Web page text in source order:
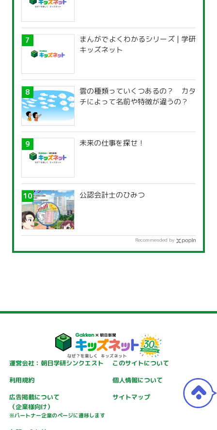
まんがでよくわかるシリーズ | 学研
キッズネット
雲の種類っていくつあるの？ カタ
チによって名前や特徴が違うの？
未来の仕事を探せ！
公認会計士のひみつ
Recommended by
運営会社：朝日学研シンクエスト
このサイトについて
利用規約
個人情報について
広告掲載について
（企業様向け）
※パートナー企業のページに遷移します
サイトマップ